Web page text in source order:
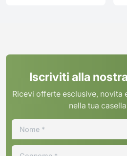
Iscriviti alla
Ricevi offerte esclusive, novita
nella tua